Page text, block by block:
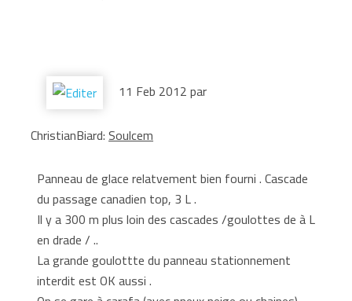
11 Feb 2012 par
ChristianBiard:Soulcem
Panneau de glace relatvement bien fourni . Cascade
du passage canadien top, 3 L .
Il y a 300 m plus loin des cascades /goulottes de à L
en drade / ..
La grande goulottte du panneau stationnement
interdit est OK aussi .